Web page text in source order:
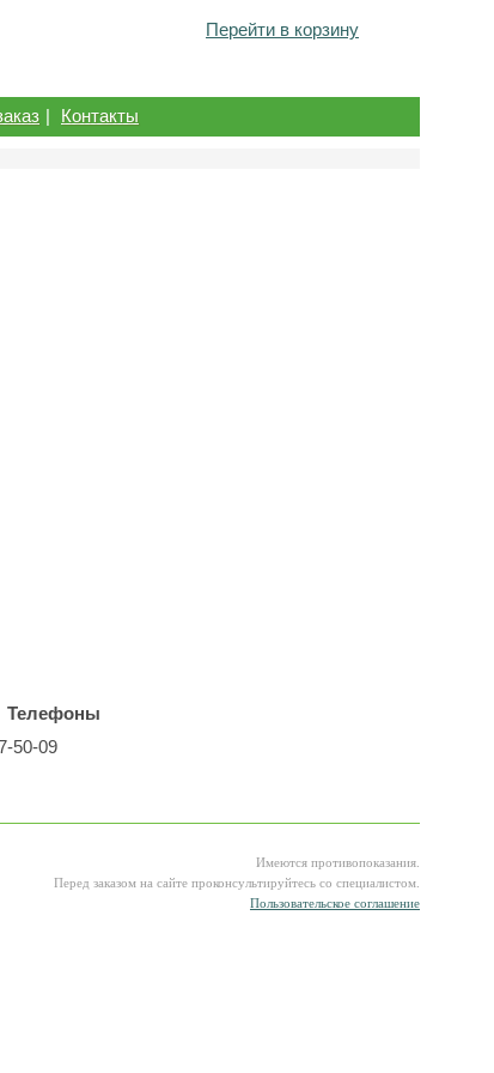
Перейти в корзину
| Контакты
Телефоны
50-09
Имеются противопоказания.
Перед заказом на сайте проконсультируйтесь со специалистом.
Пользовательское соглашение